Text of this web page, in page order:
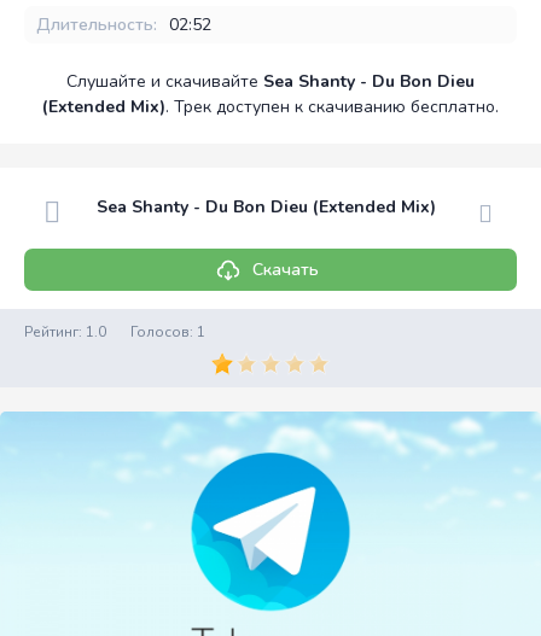
Длительность: 02:52
Слушайте и скачивайте Sea Shanty - Du Bon Dieu
(Extended Mix). Трек доступен к скачиванию бесплатно.
Sea Shanty - Du Bon Dieu (Extended Mix)
Скачать
Рейтинг: 1.0 Голосов: 1